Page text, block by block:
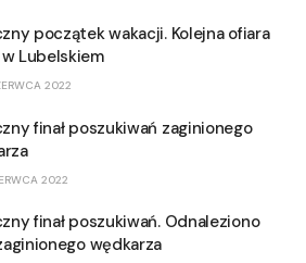
początek wakacji. Kolejna ofiara
Lubelskiem
2022
finał poszukiwań zaginionego
2022
finał poszukiwań. Odnaleziono
wędkarza